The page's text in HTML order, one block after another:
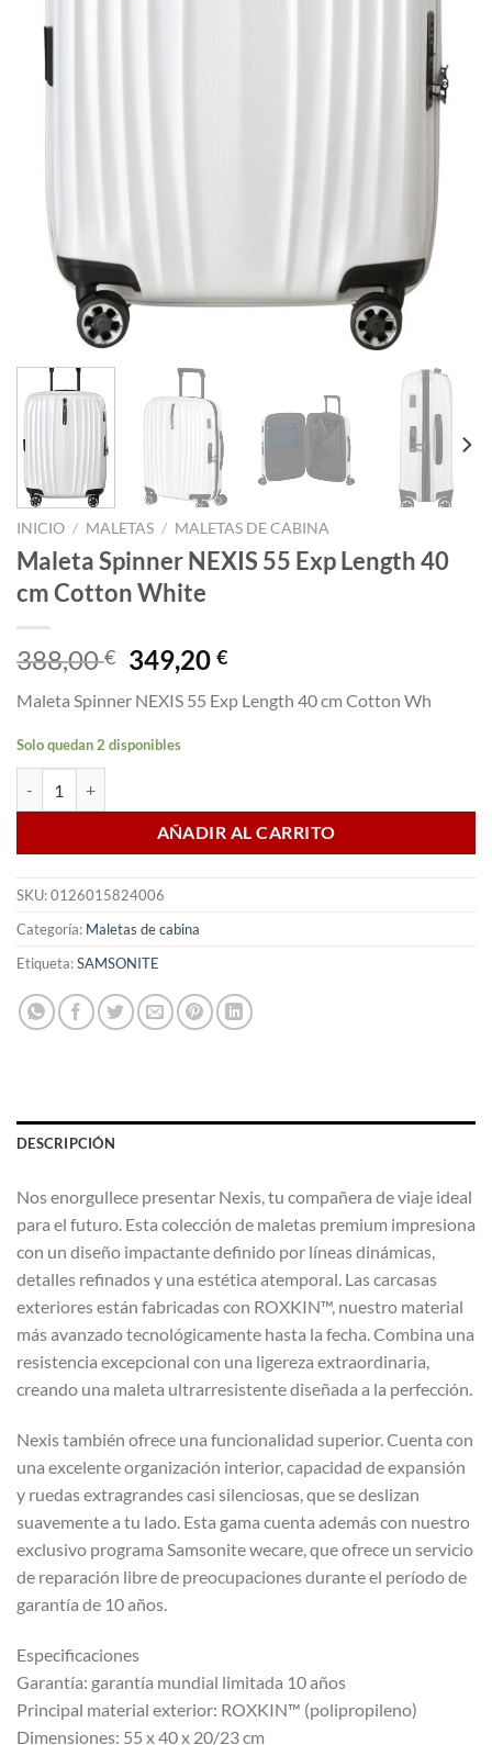
INICIO / MALETAS / MALETAS DE CABINA
Maleta Spinner NEXIS 55 Exp Length 40
cm Cotton White
388,00€ El
precio
original
era:
388,00 €.
349,20€El
actual
Maleta Spinner NEXIS 55 Exp Length 40 cm Cotton Wh
Solo quedan 2 disponibles
AÑADIR AL CARRITO
SKU:0126015824006
Categoría: Maletas de cabina
Etiqueta:SAMSONITE
DESCRIPCIÓN
Nos enorgullece presentar Nexis, tu compañera de viaje ideal
para el futuro. Esta colección de maletas premium impresiona
con un diseño impactante definido por líneas dinámicas,
detalles refinados y una estética atemporal. Las carcasas
exteriores están fabricadas con ROXKIN™, nuestro material
más avanzado tecnológicamente hasta la fecha. Combina una
resistencia excepcional con una ligereza extraordinaria,
creando una maleta ultrarresistente diseñada a la perfección.
Nexis también ofrece una funcionalidad superior. Cuenta con
una excelente organización interior, capacidad de expansión
y ruedas extragrandes casi silenciosas, que se deslizan
suavemente a tu lado. Esta gama cuenta además con nuestro
exclusivo programa Samsonite wecare, que ofrece un servicio
de reparación libre de preocupaciones durante el período de
garantía de 10 años.
Especificaciones
Garantía: garantía mundial limitada 10 años
Principal material exterior: ROXKIN™ (polipropileno)
Dimensiones: 55 x 40 x 20/23 cm